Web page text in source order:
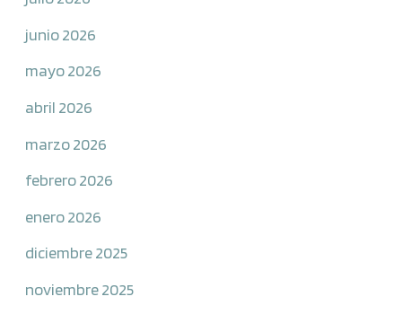
junio 2026
mayo 2026
abril 2026
marzo 2026
febrero 2026
enero 2026
diciembre 2025
noviembre 2025